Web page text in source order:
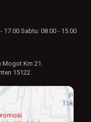
17.00Sabtu: 08.00 - 15.00
Mogot Km 21.
15122